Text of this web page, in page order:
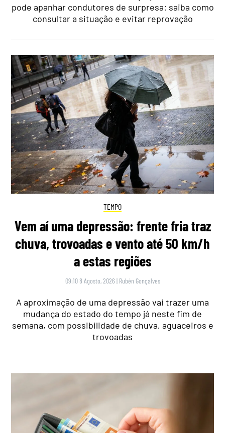
pode apanhar condutores de surpresa: saiba como
consultar a situação e evitar reprovação
TEMPO
Vem aí uma depressão: frente fria traz
chuva, trovoadas e vento até 50 km/h
a estas regiões
09:10 8 Agosto, 2026 | Rubén Gonçalves
A aproximação de uma depressão vai trazer uma
mudança do estado do tempo já neste fim de
semana, com possibilidade de chuva, aguaceiros e
trovoadas